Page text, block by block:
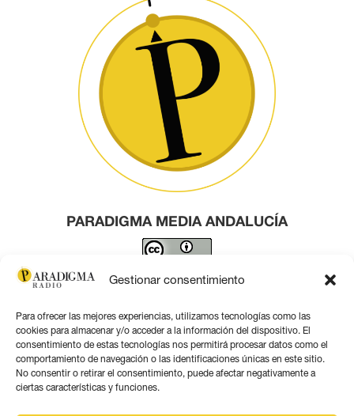
Gestionar consentimiento
Para ofrecer las mejores experiencias, utilizamos tecnologías como las
cookies para almacenar y/o acceder a la información del dispositivo. El
consentimiento de estas tecnologías nos permitirá procesar datos como el
comportamiento de navegación o las identificaciones únicas en este sitio.
No consentir o retirar el consentimiento, puede afectar negativamente a
ciertas características y funciones.
PARADIGMA MEDIA ANDALUCÍA
Este obra está bajo una licencia de Creative Commons
Contacto por correo